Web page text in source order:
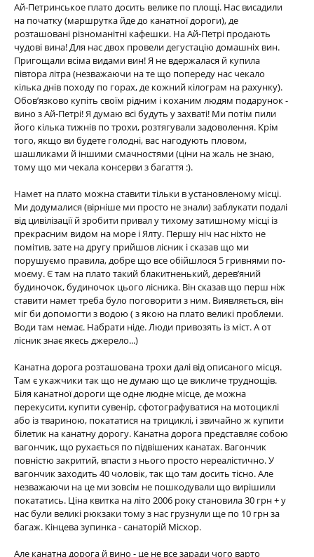
Ай-Петринськое плато досить велике по площі. Нас висадили
на початку (маршрутка йде до канатної дороги), де
розташовані різноманітні кафешки. На Ай-Петрі продають
чудові вина! Для нас двох провели дегустацію домашніх вин.
Пригощали всіма видами вин! Я не вдержалася й купила
півтора літра (незважаючи на те що попереду нас чекало
кілька днів походу по горах, де кожний кілограм на рахунку).
Обов’язково купіть своїм рідним і коханим людям подарунок -
вино з Ай-Петрі! Я думаю всі будуть у захваті! Ми потім пили
його кілька тижнів по трохи, розтягували задоволення. Крім
того, якщо ви будете голодні, вас нагодують пловом,
шашликами й іншими смачностями (ціни на жаль не знаю,
тому що ми чекала консерви з багаття :).
Намет на плато можна ставити тільки в установленому місці.
Ми додумалися (вірніше ми просто не знали) заблукати подалі
від цивілізації й зробити привал у тихому затишному місці із
прекрасним видом на море і Ялту. Першу ніч нас ніхто не
помітив, зате на другу прийшов лісник і сказав що ми
порушуємо правила, добре що все обійшлося 5 гривнями по-
моєму. Є там на плато такий блакитненький, дерев’яний
будиночок, будиночок цього лісника. Він сказав що перш ніж
ставити намет треба було поговорити з ним. Виявляється, він
міг би допомогти з водою ( з якою на плато великі проблеми.
Води там немає. Набрати ніде. Люди привозять із міст. А от
лісник знає якесь джерело...)
Канатна дорога розташована трохи далі від описаного місця.
Там є укажчики так що не думаю що це викличе труднощів.
Біля канатної дороги ще одне людне місце, де можна
перекусити, купити сувенір, сфотографуватися на мотоциклі
або із твариною, покататися на трициклі, і звичайно ж купити
білетик на канатну дорогу. Канатна дорога представляє собою
вагончик, що рухається по підвішених канатах. Вагончик
повністю закритий, впасти з нього просто нереалістично. У
вагончик заходить 40 чоловік, так що там досить тісно. Але
незважаючи на це ми зовсім не пошкодували що вирішили
покататись. Ціна квитка на літо 2006 року становила 30 грн + у
нас були великі рюкзаки тому з нас грузнули ще по 10 грн за
багаж. Кінцева зупинка - санаторій Місхор.
Але канатна дорога й вино - це не все заради чого варто